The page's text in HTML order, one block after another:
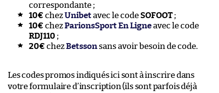
correspondante ;
10€ chezUnibetavec le code SOFOOT;
10€ chezParionsSport En Ligne avec le code
RDJ110 ;
20€ chezBetssonsans avoir besoin de code.
Les codes promos indiqués ici sont à inscrire dans
votre formulaire d’inscription (ils sont parfois déjà